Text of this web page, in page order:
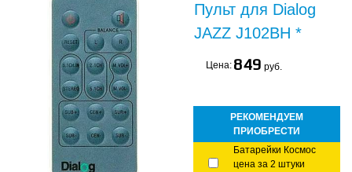
Пульт для Dialog
JAZZ J102BH *
Цена: 849 руб.
РЕКОМЕНДУЕМ
ПРИОБРЕСТИ
Батарейки Космос
цена за 2 штуки